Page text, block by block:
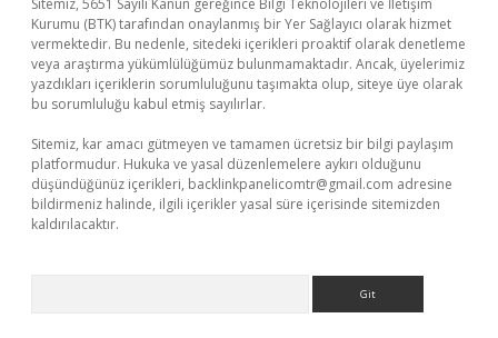
Sitemiz, 5651 Sayılı Kanun gereğince Bilgi Teknolojileri ve İletişim
Kurumu (BTK) tarafından onaylanmış bir Yer Sağlayıcı olarak hizmet
vermektedir. Bu nedenle, sitedeki içerikleri proaktif olarak denetleme
veya araştırma yükümlülüğümüz bulunmamaktadır. Ancak, üyelerimiz
yazdıkları içeriklerin sorumluluğunu taşımakta olup, siteye üye olarak
bu sorumluluğu kabul etmiş sayılırlar.
Sitemiz, kar amacı gütmeyen ve tamamen ücretsiz bir bilgi paylaşım
platformudur. Hukuka ve yasal düzenlemelere aykırı olduğunu
düşündüğünüz içerikleri, backlinkpanelicomtr@gmail.com adresine
bildirmeniz halinde, ilgili içerikler yasal süre içerisinde sitemizden
kaldırılacaktır.